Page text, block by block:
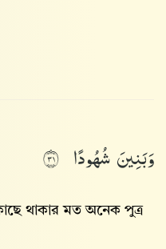
وَبَنِينَشُهُودًا ١٣
থাকার মত অনেক পুত্র